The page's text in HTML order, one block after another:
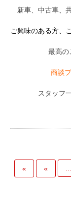
新車、中古車、
ご興味のある方、
最高の
商談
スタッフ
« «